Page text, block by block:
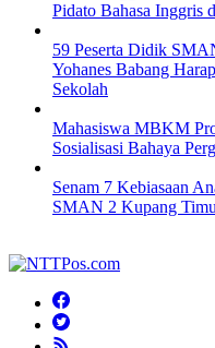
Pidato Bahasa Inggris
59 Peserta Didik
Yohanes Babang
Sekolah
Mahasiswa MBKM
Sosialisasi Bahaya
Senam 7 Kebiasaan
SMAN 2 Kupang